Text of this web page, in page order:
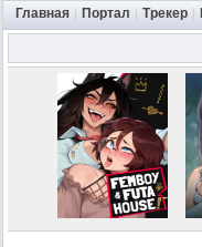
Главная Портал Трекер